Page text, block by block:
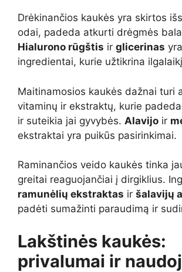
Drėkinančios kaukės yra skirtos
odai, padeda atkurti drėgmės
Hialurono rūgštis ir glicerinas
ingredientai, kurie užtikrina
Maitinamosios kaukės dažnai turi
vitaminų ir ekstraktų, kurie
ir suteikia jai gyvybės. Alavijo ir
ekstraktai yra puikūs pasirinkimai.
Raminančios veido kaukės tinka
greitai reaguojančiai į dirgiklius.
ramunėlių ekstraktas ir šalavijų
padėti sumažinti paraudimą ir
Lakštinės kaukės:
privalumai ir